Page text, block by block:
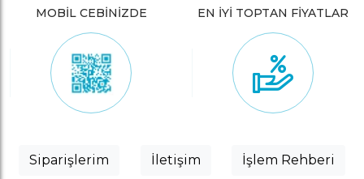
MOBİL CEBİNİZDE EN İYİ TOPTAN FİYATLAR
Siparişlerim İletişim İşlem Rehberi